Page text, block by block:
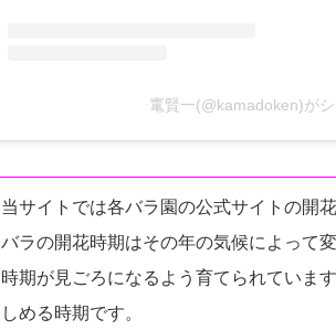
竃賢一(@kamadoken)が
当サイトでは各バラ園の公式サイトの開
バラの開花時期はその年の気候によって
時期が見ごろになるよう育てられていま
しめる時期です。